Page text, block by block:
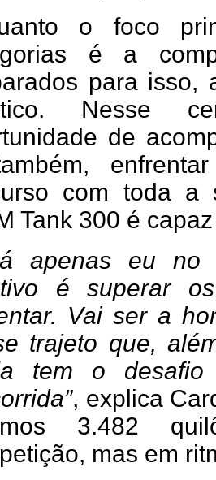
o foco
é a
para isso,
Nesse
de
com toda a
Tank 300 é
apenas eu no
é superar
Vai ser a
trajeto que,
tem o
, explica
3.482
mas em